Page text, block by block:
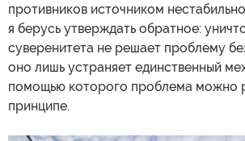
противников источником
я берусь утверждать обратное:
суверенитета не решает проблему
оно лишь устраняет единственный
помощью которого проблема можно
принципе.